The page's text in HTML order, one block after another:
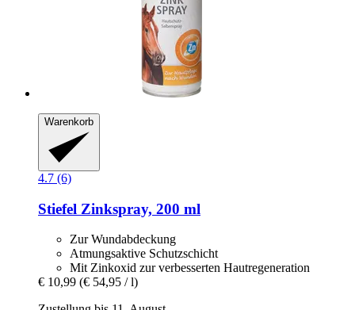
Warenkorb
4.7 (6)
Stiefel Zinkspray, 200 ml
Zur Wundabdeckung
Atmungsaktive Schutzschicht
Mit Zinkoxid zur verbesserten Hautregeneration
€ 10,99 (€ 54,95 / l)